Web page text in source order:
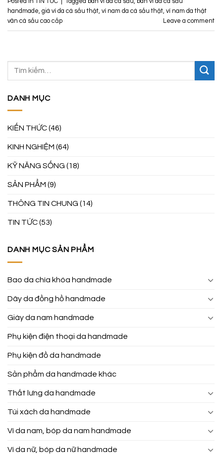
DANH MỤC
KIẾN THỨC(46)
KINH NGHIỆM (64)
KỸ NĂNG SỐNG (18)
SẢN PHẨM (9)
THÔNG TIN CHUNG (14)
TIN TỨC(53)
DANH MỤC SẢN PHẨM
Bao da chìa khóa handmade
Dây da đồng hồ handmade
Giày da nam handmade
Phụ kiện điện thoại da handmade
Phụ kiện đồ da handmade
Sản phẩm da handmade khác
Thắt lưng da handmade
Túi xách da handmade
Ví da nam, bóp da nam handmade
Ví da nữ, bóp da nữ handmade
Posted in TIN TỨC Tagged bán ví da cá sấu, bán ví da cá sấu
handmade, giá ví da cá sấu thật, ví nam da cá sấu thật, ví nam da thật
vân cá sấu cao cấp
Leave a comment